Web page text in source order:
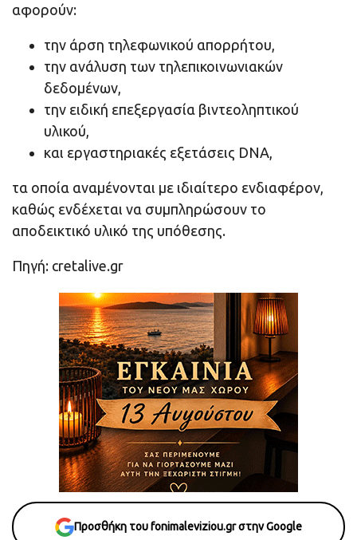
αφορούν:
την άρση τηλεφωνικού απορρήτου,
την ανάλυση των τηλεπικοινωνιακών
δεδομένων,
την ειδική επεξεργασία βιντεοληπτικού
υλικού,
και εργαστηριακές εξετάσεις DNA,
τα οποία αναμένονται με ιδιαίτερο ενδιαφέρον,
καθώς ενδέχεται να συμπληρώσουν το
αποδεικτικό υλικό της υπόθεσης.
Πηγή: cretalive.gr
Προσθήκη του fonimaleviziou.gr στην Google